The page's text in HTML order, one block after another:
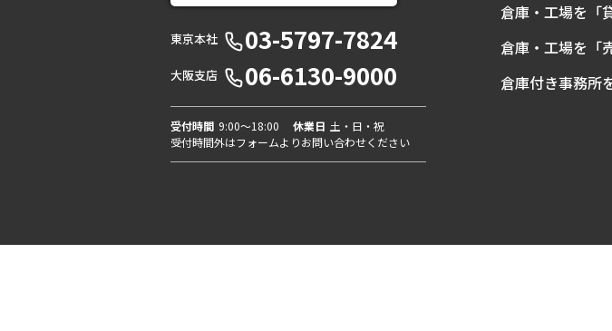
東京本社 03-5797-7824
大阪支店 06-6130-9000
受付時間 9:00〜18:00 休業日 土・日・祝
受付時間外はフォームよりお問い合わせください
倉庫・工場を「
倉庫・工場を「
倉庫付き事務所